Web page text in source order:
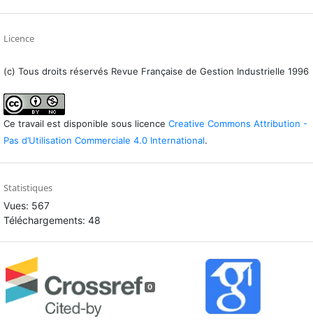
Licence
(c) Tous droits réservés Revue Française de Gestion Industrielle 1996
Ce travail est disponible sous licence Creative Commons Attribution -
Pas d’Utilisation Commerciale 4.0 International.
Statistiques
Vues: 567
Téléchargements: 48
0